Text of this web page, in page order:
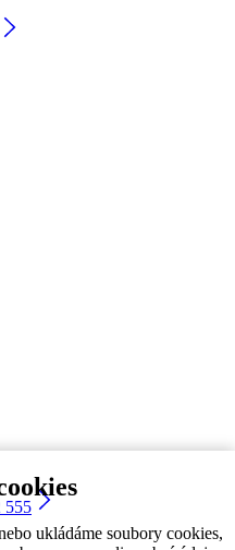
ukládáme soubory cookies,
555